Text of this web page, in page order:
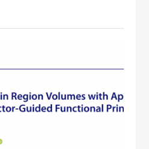
Nodal Influenc
学术期刊《Statistica Sinica》
中网络包含𝑚个节点，每个
𝑚与𝑛均可随样本规模趋于无